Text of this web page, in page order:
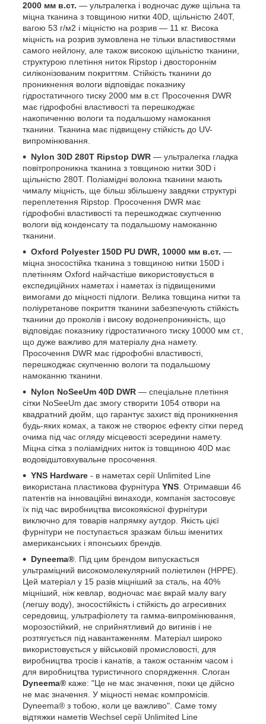
2000 мм в.ст. — ультралегка і водночас дуже щільна та
міцна тканина з товщиною нитки 40D, щільністю 240T,
вагою 53 г/м2 і міцністю на розрив — 11 кг. Висока
міцність на розрив зумовлена не тільки властивостями
самого нейлону, але також високою щільністю тканини,
структурою плетіння ниток Ripstop і двостороннім
силіконізованим покриттям. Стійкість тканини до
проникнення вологи відповідає показнику
гідростатичного тиску 2000 мм в.ст. Просочення DWR
має гідрофобні властивості та перешкоджає
накопиченню вологи та подальшому намокання
тканини. Тканина має підвищену стійкість до UV-
випромінювання.
Nylon 30D 280T Ripstop DWR — ультралегка гладка
повітропроникна тканина з товщиною нитки 30D і
щільністю 280T. Поліамідні волокна тканини мають
чималу міцність, ще більш збільшену завдяки структурі
переплетення Ripstop. Просочення DWR має
гідрофобні властивості та перешкоджає скупченню
вологи від конденсату та подальшому намоканню
тканини.
Oxford Polyester 150D PU DWR, 10000 мм в.ст. —
міцна зносостійка тканина з товщиною нитки 150D і
плетінням Oxford найчастіше використовується в
експедиційних наметах і наметах із підвищеними
вимогами до міцності підлоги. Велика товщина нитки та
поліуретанове покриття тканини забезпечують стійкість
тканини до проколів і високу водонепроникність, що
відповідає показнику гідростатичного тиску 10000 мм ст.,
що дуже важливо для матеріалу дна намету.
Просочення DWR має гідрофобні властивості,
перешкоджає скупченню вологи та подальшому
намоканню тканини.
Nylon NoSeeUm 40D DWR — спеціальне плетіння
сітки NoSeeUm дає змогу створити 1054 отвори на
квадратний дюйм, що гарантує захист від проникнення
будь-яких комах, а також не створює ефекту сітки перед
очима під час огляду місцевості зсередини намету.
Міцна сітка з поліамідних ниток із товщиною 40D має
водовідштовхувальне просочення.
YNS Hardware - в наметах серії Unlimited Line
використана пластикова фурнітура YNS . Отримавши 46
патентів на інноваційні винаходи, компанія застосовує
їх під час виробництва високоякісної фурнітури
виключно для товарів напрямку аутдор. Якість цієї
фурнітури не поступається зразкам більш іменитих
американських і японських брендів.
Dyneema® . Під цим брендом випускається
ультраміцний високомолекулярний поліетилен (HPPE).
Цей матеріал у 15 разів міцніший за сталь, на 40%
міцніший, ніж кевлар, водночас має вкрай малу вагу
(легшу воду), зносостійкість і стійкість до агресивних
середовищ, ультрафіолету та гамма-випромінювання,
морозостійкий, не сприйнятливий до вигинів і не
розтягується під навантаженням. Матеріал широко
використовується у військовій промисловості, для
виробництва тросів і канатів, а також останнім часом і
для виробництва туристичного спорядження. Слоган
Dyneema® каже: "Це не має значення, поки це дійсно
не має значення. У міцності немає компромісів.
Dyneema® з тобою, коли це важливо". Саме тому
відтяжки наметів Wechsel серії Unlimited Line